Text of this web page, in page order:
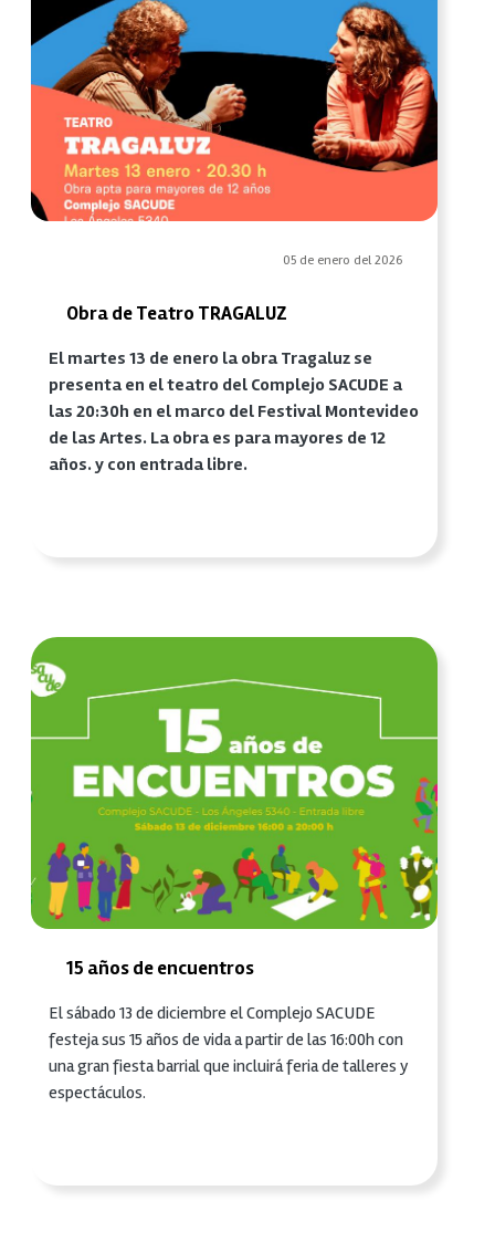
05 de enero del 2026
Obra de Teatro TRAGALUZ
El martes 13 de enero la obra Tragaluz se
presenta en el teatro del Complejo SACUDE a
las 20:30h en el marco del Festival Montevideo
de las Artes. La obra es para mayores de 12
años. y con entrada libre.
15 años de encuentros
El sábado 13 de diciembre el Complejo SACUDE
festeja sus 15 años de vida a partir de las 16:00h con
una gran fiesta barrial que incluirá feria de talleres y
espectáculos.